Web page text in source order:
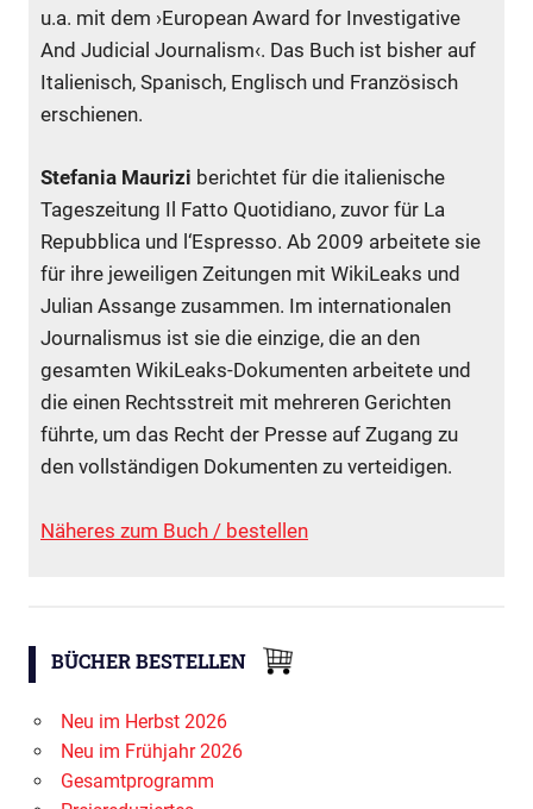
u.a. mit dem ›European Award for Investigative
And Judicial Journalism‹. Das Buch ist bisher auf
Italienisch, Spanisch, Englisch und Französisch
erschienen.
Stefania Maurizi berichtet für die italienische
Tageszeitung Il Fatto Quotidiano, zuvor für La
Repubblica und l‘Espresso. Ab 2009 arbeitete sie
für ihre jeweiligen Zeitungen mit WikiLeaks und
Julian Assange zusammen. Im internationalen
Journalismus ist sie die einzige, die an den
gesamten WikiLeaks-Dokumenten arbeitete und
die einen Rechtsstreit mit mehreren Gerichten
führte, um das Recht der Presse auf Zugang zu
den vollständigen Dokumenten zu verteidigen.
Näheres zum Buch / bestellen
BÜCHER BESTELLEN
Neu im Herbst 2026
Neu im Frühjahr 2026
Gesamtprogramm